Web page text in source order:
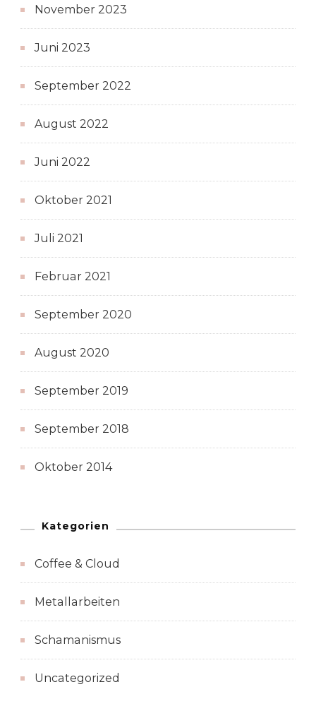
November 2023
Juni 2023
September 2022
August 2022
Juni 2022
Oktober 2021
Juli 2021
Februar 2021
September 2020
August 2020
September 2019
September 2018
Oktober 2014
Kategorien
Coffee & Cloud
Metallarbeiten
Schamanismus
Uncategorized